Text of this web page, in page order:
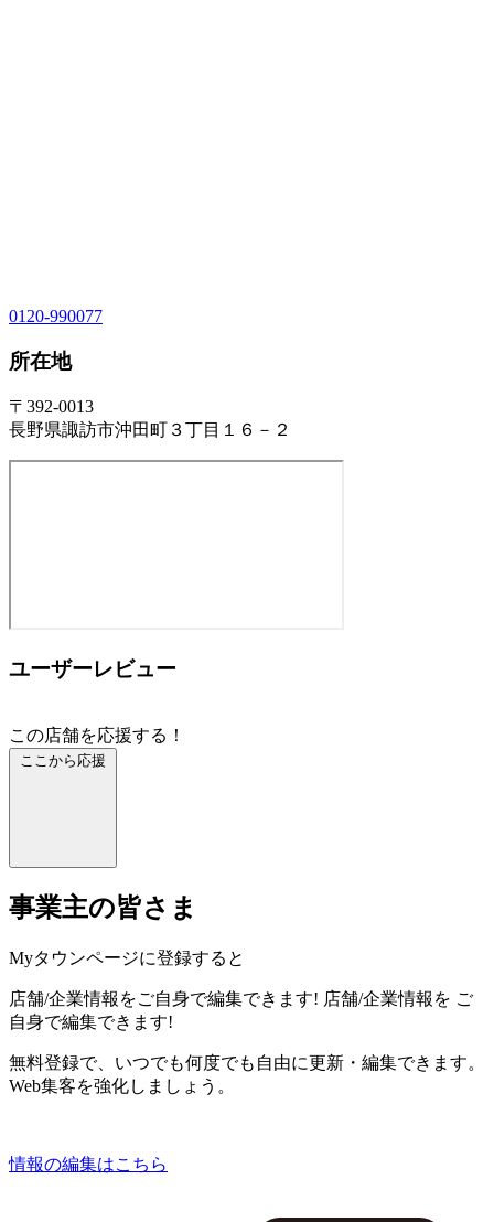
0120-990077
所在地
〒392-0013
長野県諏訪市沖田町３丁目１６－２
ユーザーレビュー
この店舗を応援する！
ここから応援
事業主の皆さま
Myタウンページに登録すると
店舗/企業情報をご自身で編集できます! 店舗/企業情報を ご
自身で編集できます!
無料登録で、いつでも何度でも自由に更新・編集できます。
Web集客を強化しましょう。
情報の編集はこちら